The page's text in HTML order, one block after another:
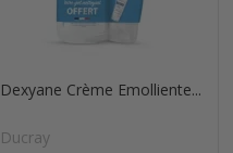
Dexyane Crème Emolliente...
Ducray